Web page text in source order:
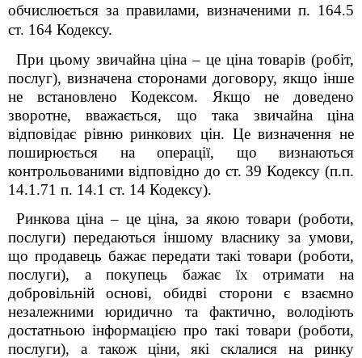
обчислюється за правилами, визначеними п. 164.5
ст. 164 Кодексу.
При цьому звичайна ціна – це ціна товарів (робіт,
послуг), визначена сторонами договору, якщо інше
не встановлено Кодексом. Якщо не доведено
зворотне, вважається, що така звичайна ціна
відповідає рівню ринкових цін. Це визначення не
поширюється на операції, що визнаються
контрольованими відповідно до ст. 39 Кодексу (п.п.
14.1.71 п. 14.1 ст. 14 Кодексу).
Ринкова ціна – це ціна, за якою товари (роботи,
послуги) передаються іншому власнику за умови,
що продавець бажає передати такі товари (роботи,
послуги), а покупець бажає їх отримати на
добровільній основі, обидві сторони є взаємно
незалежними юридично та фактично, володіють
достатньою інформацією про такі товари (роботи,
послуги), а також ціни, які склалися на ринку